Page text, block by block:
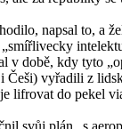
napsal to, a
v době, kdy tyto
Češi) vyřadili z
lifrovat do pekel